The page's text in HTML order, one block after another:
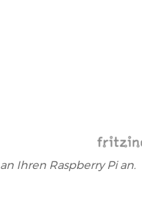
Ihren Raspberry Pi an.